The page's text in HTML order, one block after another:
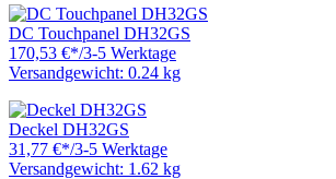
DC Touchpanel DH32GS
170,53 €*/3-5 Werktage
Versandgewicht: 0.24 kg
Deckel DH32GS
31,77 €*/3-5 Werktage
Versandgewicht: 1.62 kg